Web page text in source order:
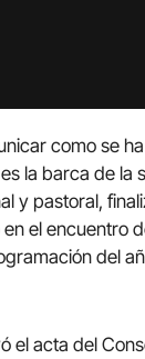
como se
la barca de la
y pastoral,
el encuentro
del
el acta del